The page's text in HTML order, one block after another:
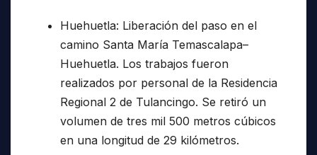
Huehuetla: Liberación del paso en el
camino Santa María Temascalapa–
Huehuetla. Los trabajos fueron
realizados por personal de la Residencia
Regional 2 de Tulancingo. Se retiró un
volumen de tres mil 500 metros cúbicos
en una longitud de 29 kilómetros.